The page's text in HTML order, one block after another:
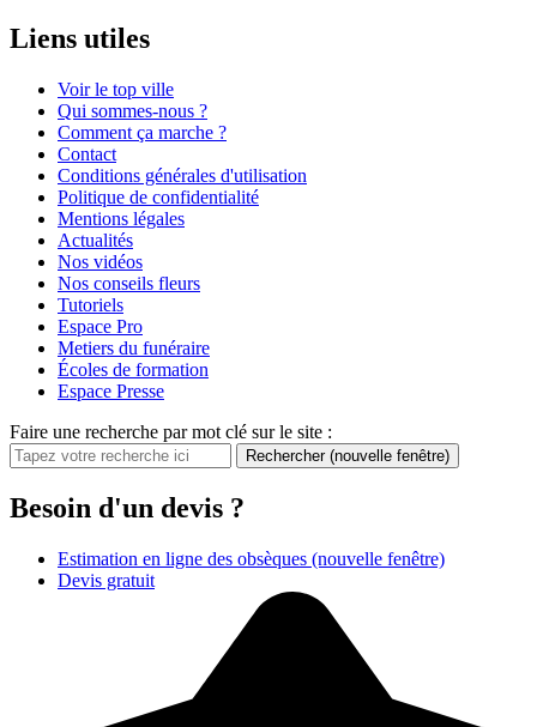
Liens utiles
Voir le top ville
Qui sommes-nous ?
Comment ça marche ?
Contact
Conditions générales d'utilisation
Politique de confidentialité
Mentions légales
Actualités
Nos vidéos
Nos conseils fleurs
Tutoriels
Espace Pro
Metiers du funéraire
Écoles de formation
Espace Presse
Faire une recherche par mot clé sur le site :
Rechercher (nouvelle fenêtre)
Besoin d'un devis ?
Estimation en ligne des obsèques (nouvelle fenêtre)
Devis gratuit